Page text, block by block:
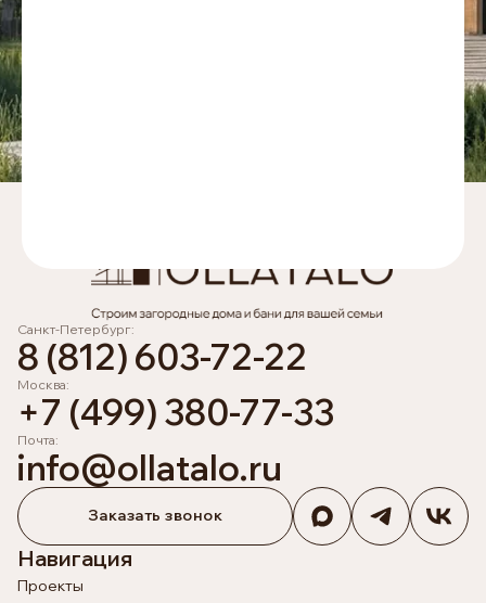
Навигация
Проекты
Санкт-Петербург:
8 (812) 603-72-22
Москва:
+7 (499) 380-77-33
Почта:
info@ollatalo.ru
Заказать звонок